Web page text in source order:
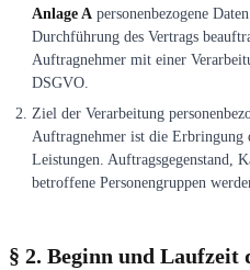
Anlage A personenbezogene
Durchführung des Vertrags
Auftragnehmer mit einer
DSGVO.
Ziel der Verarbeitung
Auftragnehmer ist die Erbringung
Leistungen. Auftragsgegenstand,
betroffene Personengruppen
§ 2. Beginn und Laufzeit